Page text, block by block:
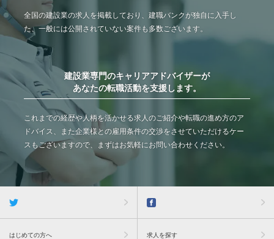
全国の建設業の求人を掲載しており、建職バンクが独自に入手し
た、一般には公開されていない案件も多数ございます。
建設業専門のキャリアアドバイザーが
あなたの転職活動を支援します。
これまでの経歴や人柄を活かせる求人のご紹介や転職の進め方のア
ドバイス、また企業様との雇用条件の交渉をさせていただけるケー
スもございますので、まずはお気軽にお問い合わせください。
はじめての方へ 求人を探す